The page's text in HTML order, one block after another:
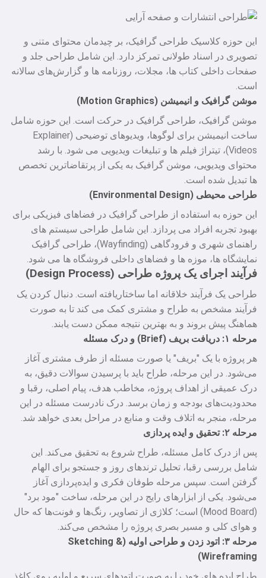
این حوزه کلاسیک طراحی گرافیک، بر چیدمان محتوای متنی و
تصویری در اسناد طولانی تمرکز دارد. این شامل طراحی جلد و
صفحات داخلی کتاب‌ ها، مجلات، روزنامه‌ ها و گزارش‌های سالانه
است.
موشن گرافیک و انیمیشن (Motion Graphics)
موشن گرافیک، طراحی گرافیک در حرکت است. این حوزه شامل
ساخت انیمیشن برای لوگوها، ویدیوهای توضیحی (Explainer
Videos)، تیتراژ فیلم‌ ها و تبلیغات ویدیویی می‌ شود. با رشد
محتوای ویدیویی، موشن گرافیک به یکی از پرتقاضاترین تخصص‌
ها تبدیل شده است.
طراحی محیطی (Environmental Design)
این حوزه به استفاده از طراحی گرافیک در فضاهای فیزیکی برای
بهبود تجربه افراد می‌ پردازد. این شامل طراحی سیستم‌ های
راهنمای شهری و فرودگاهی (Wayfinding)، طراحی گرافیک
نمایشگاه‌ ها، موزه‌ ها و فضاهای داخلی فروشگاه‌ ها می‌ شود.
فرآیند اجرای یک پروژه طراحی (Design Process)
طراحی یک فرآیند خلاقانه اما ساختاریافته است. دنبال کردن یک
فرآیند مشخص به طراح و مشتری کمک می‌ کند تا به صورت
هماهنگ پیش بروند و به بهترین نتیجه ممکن دست یابند.
مرحله ۱: دریافت بریف (Brief) و درک مسئله
هر پروژه با یک "بریف" یا صورت مسئله از طرف مشتری آغاز
می‌شود. در این مرحله، طراح باید با پرسیدن سوالات دقیق، به
درک عمیقی از اهداف پروژه، مخاطب هدف، پیام اصلی، رقبا و
محدودیت‌های بودجه و زمان برسد. درک نادرست مسئله در این
مرحله، منجر به اتلاف وقت و منابع در مراحل بعدی خواهد شد.
مرحله ۲: تحقیق و ایده‌ پردازی
پس از درک کامل مسئله، طراح شروع به تحقیق می‌کند. این
شامل بررسی رقبا، تحلیل ترندهای روز و جستجو برای الهام
گرفتن است. سپس مرحله طوفان فکری و ایده‌پردازی آغاز
می‌شود. یکی از ابزارهای رایج در این مرحله، ساخت "مود برد"
(Mood Board) است؛ کلاژی از تصاویر، رنگ‌ها و فونت‌ها که حال
و هوای کلی و مسیر بصری پروژه را مشخص می‌کند.
مرحله ۳: اتود زدن و طراحی اولیه (Sketching &
Wireframing)